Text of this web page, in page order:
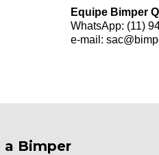
Equipe Bimper
WhatsApp: (11)
e-mail:
a Bimper